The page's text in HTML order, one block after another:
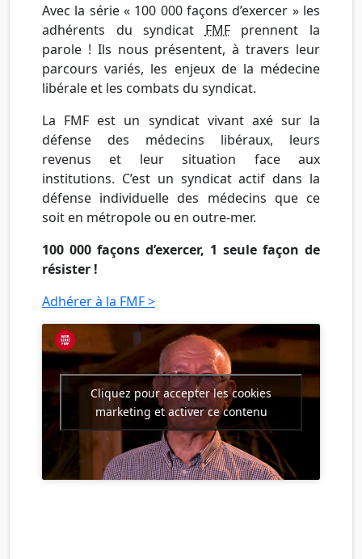
Avec la série « 100 000 façons d’exercer » les
adhérents du syndicat FMFprennent la
parole ! Ils nous présentent, à travers leur
parcours variés, les enjeux de la médecine
libérale et les combats du syndicat.
La FMF est un syndicat vivant axé sur la
défense des médecins libéraux, leurs
revenus et leur situation face aux
institutions. C’est un syndicat actif dans la
défense individuelle des médecins que ce
soit en métropole ou en outre-mer.
100 000 façons d’exercer, 1 seule façon de
résister !
Adhérer à la FMF >
Cliquez pour accepter les cookies
marketing et activer ce contenu